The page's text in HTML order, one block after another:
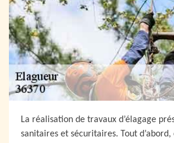
La réalisation de travaux d’élagage
sanitaires et sécuritaires. Tout d’abord,